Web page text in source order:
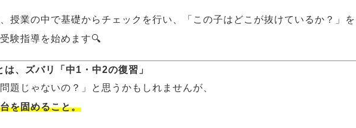
授業の中で基礎からチェックを行い、「この子はどこが抜けているか？」を
験指導を始めます🔍
、ズバリ「中1・中2の復習」
題じゃないの？」と思うかもしれませんが、
を固めること。